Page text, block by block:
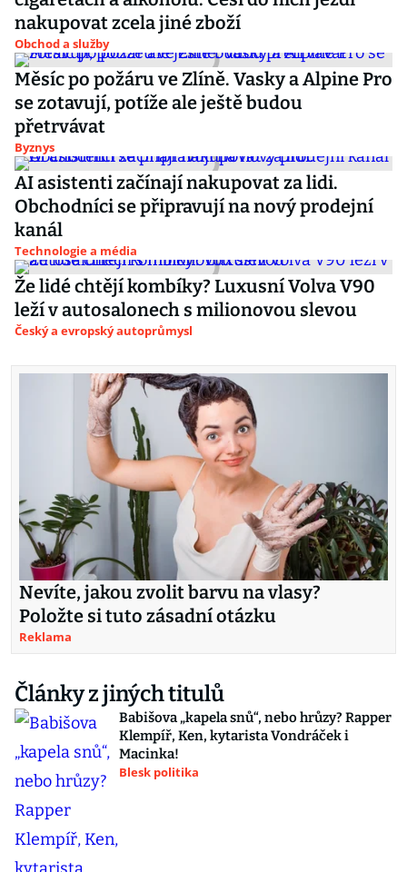
nakupovat zcela jiné zboží
Obchod a služby
Měsíc po požáru ve Zlíně. Vasky a Alpine Pro
se zotavují, potíže ale ještě budou
přetrvávat
Byznys
AI asistenti začínají nakupovat za lidi.
Obchodníci se připravují na nový prodejní
kanál
Technologie a média
Že lidé chtějí kombíky? Luxusní Volva V90
leží v autosalonech s milionovou slevou
Český a evropský autoprůmysl
Nevíte, jakou zvolit barvu na vlasy?
Položte si tuto zásadní otázku
Reklama
Články z jiných titulů
Babišova „kapela snů“, nebo hrůzy? Rapper
Klempíř, Ken, kytarista Vondráček i
Macinka!
Blesk politika